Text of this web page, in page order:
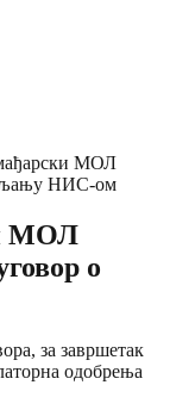
МОЛ
НИС-ом
МОЛ
о
за завршетак
одобрења